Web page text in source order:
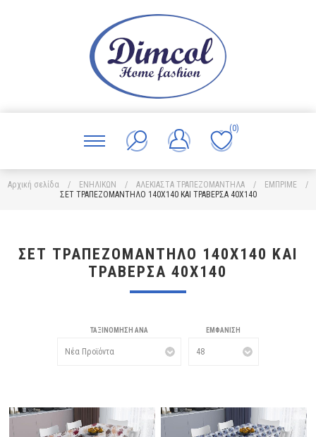
(0)
Αρχική σελίδα / ΕΝΗΛΙΚΩΝ / ΑΛΕΚΙΑΣΤΑ ΤΡΑΠΕΖΟΜΑΝΤΗΛΑ / ΕΜΠΡΙΜΕ
/
ΣΕΤ ΤΡΑΠΕΖΟΜΑΝΤΗΛΟ 140X140 ΚΑΙ ΤΡΑΒΕΡΣΑ 40Χ140
ΣΕΤ ΤΡΑΠΕΖΟΜΑΝΤΗΛΟ 140X140 ΚΑΙ
ΤΡΑΒΕΡΣΑ 40Χ140
ΤΑΞΙΝΌΜΗΣΗ ΑΝΆ ΕΜΦΆΝΙΣΗ